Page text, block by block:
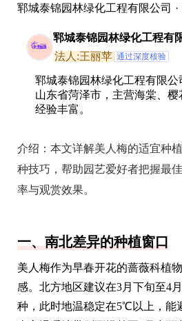
郓城泰锦园林绿化工程有限公司 ·
郓城泰锦园林绿化工程有
法人:王丽苹 通过深度核验
郓城泰锦园林绿化工程有限公
山东省菏泽市，主营海棠、樱
经验丰富。
介绍： 本文详解美人梅的适宜种
种技巧，帮助园艺爱好者把握最
率与观赏效果。
一、南北差异的种植窗口
美人梅作为早春开花的蔷薇科植
感。北方地区建议在3月下旬至4
种，此时地温稳定在5℃以上，能